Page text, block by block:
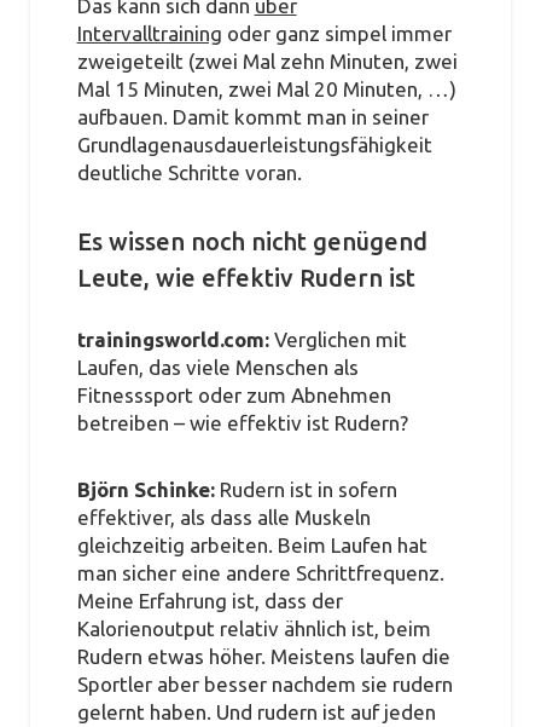
Das kann sich dann über
Intervalltraining oder ganz simpel immer
zweigeteilt (zwei Mal zehn Minuten, zwei
Mal 15 Minuten, zwei Mal 20 Minuten, …)
aufbauen. Damit kommt man in seiner
Grundlagenausdauerleistungsfähigkeit
deutliche Schritte voran.
Es wissen noch nicht genügend
Leute, wie effektiv Rudern ist
trainingsworld.com: Verglichen mit
Laufen, das viele Menschen als
Fitnesssport oder zum Abnehmen
betreiben – wie effektiv ist Rudern?
Björn Schinke: Rudern ist in sofern
effektiver, als dass alle Muskeln
gleichzeitig arbeiten. Beim Laufen hat
man sicher eine andere Schrittfrequenz.
Meine Erfahrung ist, dass der
Kalorienoutput relativ ähnlich ist, beim
Rudern etwas höher. Meistens laufen die
Sportler aber besser nachdem sie rudern
gelernt haben. Und rudern ist auf jeden